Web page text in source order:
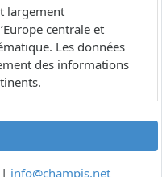
largement
centrale et
Les données
des informations
info@champis.net